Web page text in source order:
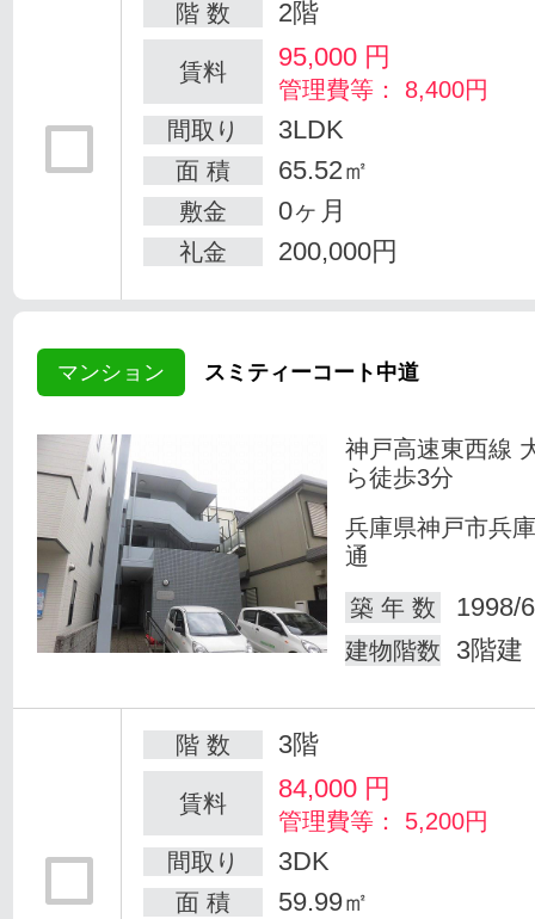
階 数 2階
賃料 95,000 円
管理費等： 8,400円
間取り
3LDK
面 積 65.52㎡
敷金 0ヶ月
礼金 200,000円
マンション スミティーコート中道
神戸高速東西線
ら徒歩3分
兵庫県神戸市兵
通
築 年 数
1998/
建物階数 3階建
階 数 3階
賃料 84,000 円
管理費等： 5,200円
間取り
3DK
面 積 59.99㎡